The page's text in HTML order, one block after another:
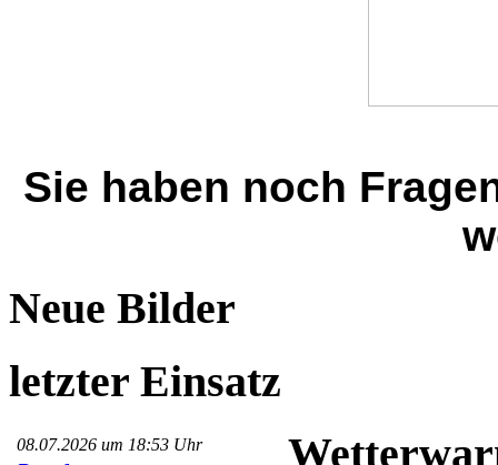
Sie haben noch
Neue Bilder
letzter Einsatz
08.07.2026 um 18:53 Uhr